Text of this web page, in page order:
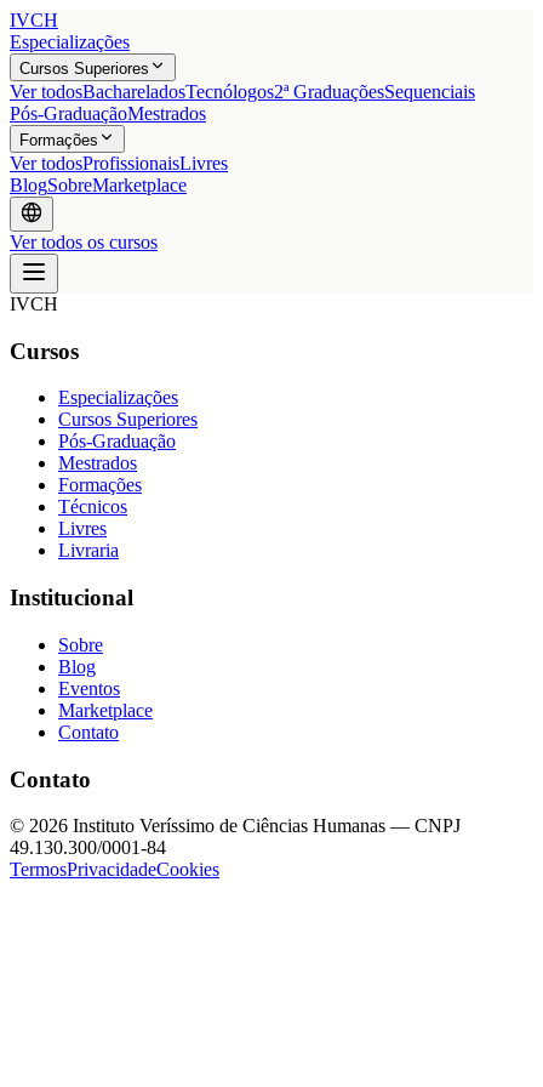
IVCH
Especializações
Cursos Superiores
Ver todosBachareladosTecnólogos2ª GraduaçõesSequenciais
Pós-GraduaçãoMestrados
Formações
Ver todosProfissionaisLivres
BlogSobreMarketplace
Ver todos os cursos
IVCH
Cursos
Especializações
Cursos Superiores
Pós-Graduação
Mestrados
Formações
Técnicos
Livres
Livraria
Institucional
Sobre
Blog
Eventos
Marketplace
Contato
Contato
© 2026 Instituto Veríssimo de Ciências Humanas — CNPJ
49.130.300/0001-84
TermosPrivacidadeCookies